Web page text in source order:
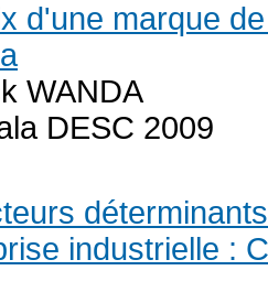
d'une marque
WANDA
DESC 2009
industrielle :